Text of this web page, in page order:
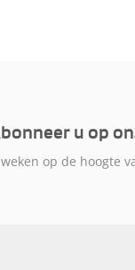
u op
op de hoogte